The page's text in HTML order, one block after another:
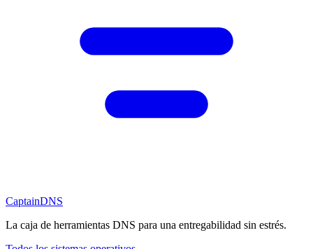
CaptainDNS
La caja de herramientas DNS para una entregabilidad sin estrés.